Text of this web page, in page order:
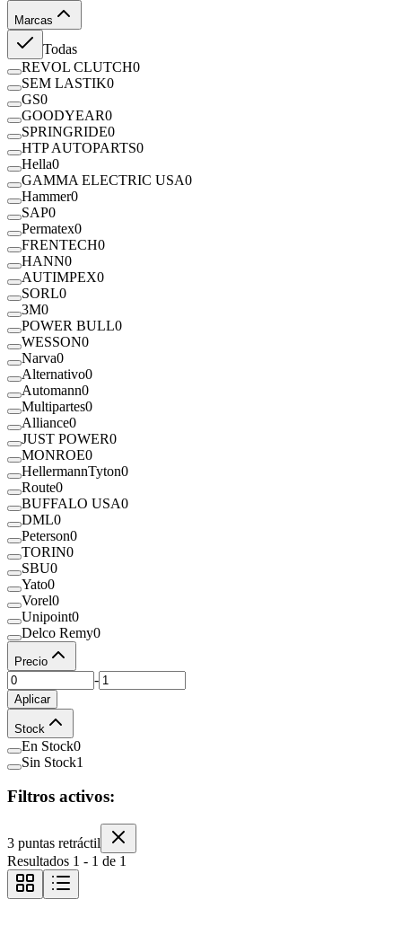
Marcas
Todas
REVOL CLUTCH0
SEM LASTIK0
GS0
GOODYEAR0
SPRINGRIDE0
HTP AUTOPARTS0
Hella0
GAMMA ELECTRIC USA0
Hammer0
SAP0
Permatex0
FRENTECH0
HANN0
AUTIMPEX0
SORL0
3M0
POWER BULL0
WESSON0
Narva0
Alternativo0
Automann0
Multipartes0
Alliance0
JUST POWER0
MONROE0
HellermannTyton0
Route0
BUFFALO USA0
DML0
Peterson0
TORIN0
SBU0
Yato0
Vorel0
Unipoint0
Delco Remy0
Precio
-
Aplicar
Stock
En Stock0
Sin Stock1
Filtros activos:
3 puntas retráctil
Resultados 1 - 1 de 1